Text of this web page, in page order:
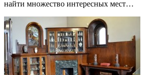
найти множество интересных мест…